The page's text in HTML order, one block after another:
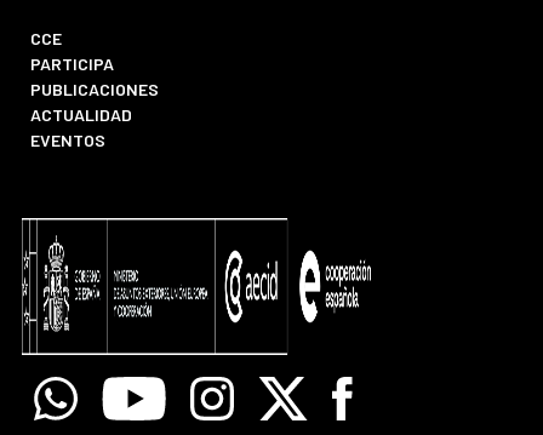
CCE
PARTICIPA
PUBLICACIONES
ACTUALIDAD
EVENTOS
WhatsappYoutube Instagram
X Facebook